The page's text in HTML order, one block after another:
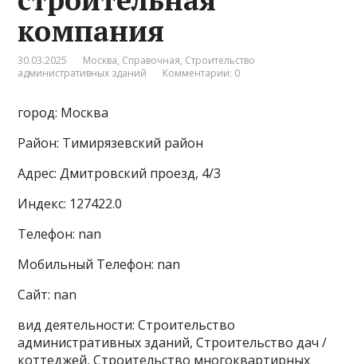
компания
30.03.2025 Москва, Справочная, Строительство
административных зданий
Комментарии: 0
город: Москва
Район: Тимирязевский район
Адрес: Дмитровский проезд, 4/3
Индекс: 127422.0
Телефон: nan
Мобильный Телефон: nan
Сайт: nan
вид деятельности: Строительство
административных зданий, Строительство дач /
коттеджей, Строительство многоквартирных